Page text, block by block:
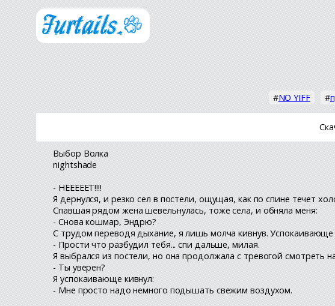
#NO YIFF #
Выбор Волка
nightshade
- НЕЕЕЕЕТ!!!!
Я дернулся, и резко сел в постели, ощущая, как по спине течет
Спавшая рядом жена шевельнулась, тоже села, и обняла меня:
- Снова кошмар, Эндрю?
С трудом переводя дыхание, я лишь молча кивнув. Успокаивающе
- Прости что разбудил тебя... спи дальше, милая.
Я выбрался из постели, но она продолжала с тревогой смотреть
- Ты уверен?
Я успокаивающе кивнул:
- Мне просто надо немного подышать свежим воздухом.